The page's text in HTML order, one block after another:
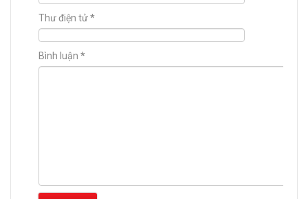
Thư điện tử*
Bình luận *